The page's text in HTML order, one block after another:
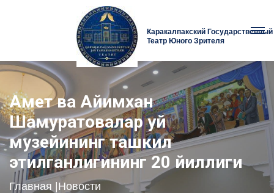
Каракалпакский Государственный
Театр Юного Зрителя
Амет ва Айимхан
Шамуратовалар уй
музейининг ташкил
этилганлигининг 20 йиллиги
Главная Новости